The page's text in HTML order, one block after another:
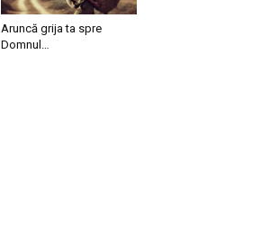
Aruncă grija ta spre
Domnul…